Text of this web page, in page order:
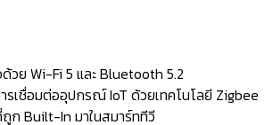
วย Wi-Fi 5 และ Bluetooth 5.2
รเชื่อมต่ออุปกรณ์ IoT ด้วยเทคโนโลยี Zigbee
ก Built-In มาในสมาร์ททีวี